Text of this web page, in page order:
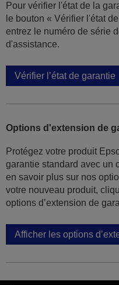
Pour vérifier l'état de la
le bouton « Vérifier l'état
entrez le numéro de série
d'assistance.
Vérifier l’état de garantie
Options d'extension de
Protégez votre produit
garantie standard avec un
en savoir plus sur nos
votre nouveau produit,
options d’extension de
Afficher les options